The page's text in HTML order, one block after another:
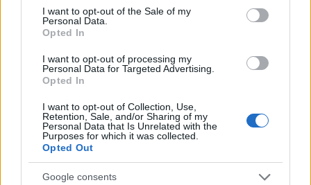
consent section.
I want to opt-out of the Sale of my
Personal Data.
Opted In
I want to opt-out of processing my
Personal Data for Targeted Advertising.
Opted In
I want to opt-out of Collection, Use,
Retention, Sale, and/or Sharing of my
Personal Data that Is Unrelated with the
Purposes for which it was collected.
Opted Out
Google consents
Ειδήσεων ο πρόεδρος της Τοπικής Κοινότητας
Παλαμά κ. Δημήτρης Τσιγαρδάς, η κατάσταση μέχρι
τώρα είναι πιο ήπια και ήρεμη σε σχέση με την
κακοκαιρία Daniel, κατά την οποία ο Δήμος Παλαμά
ανυπολόγιστες καταστροφές, καθώς δέχθηκε τον
μεγαλύτερο όγκο βροχής.
Σημειώνεται πως το τοπικό συντονιστικό όργανο